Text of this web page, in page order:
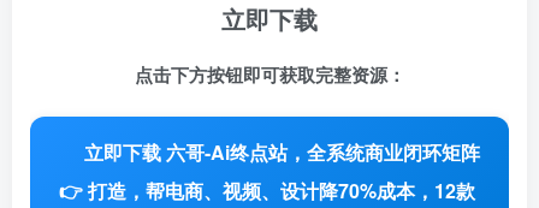
立即下载
点击下方按钮即可获取完整资源：
👉
立即下载 六哥-Ai终点站，全系统商业闭环矩阵
打造，帮电商、视频、设计降70%成本，12款